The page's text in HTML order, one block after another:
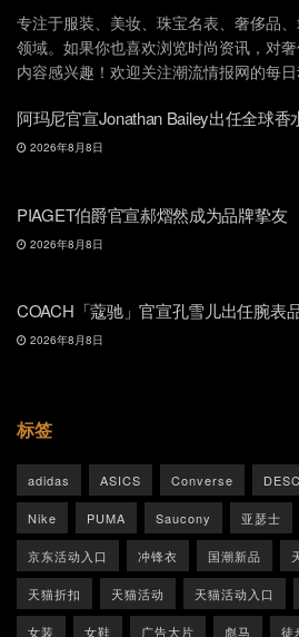
专注于服装、美妆、珠宝名表、奢侈品
领域。如果你也喜欢浏览时尚资讯，对
内容感兴趣！欢迎关注潮流情报网的每日
阿玛尼官宣Jonathan Bailey出任全球香
2026年8月8日
PIAGET伯爵官宣郝熠然成为品牌挚友
2026年8月8日
COACH「蔻驰」官宣孔雪儿出任腕表
2026年8月8日
标签
adidas ASICS Converse
Nike PUMA Saucony 亚瑟士
京东活动入口 冲锋衣 国潮新品
天猫折扣 天猫活动 天猫活动入口
女装 女鞋 广告大片 彪马 徒